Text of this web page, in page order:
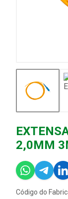
2,0MM
Código do